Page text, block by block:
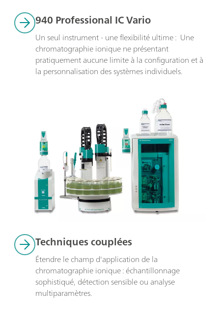
940 Professional IC Vario
Un seul instrument - une flexibilité ultime :  Une
chromatographie ionique ne présentant
pratiquement aucune limite à la configuration et à
la personnalisation des systèmes individuels.
Techniques couplées
Étendre le champ d'application de la
chromatographie ionique : échantillonnage
sophistiqué, détection sensible ou analyse
multiparamètres.